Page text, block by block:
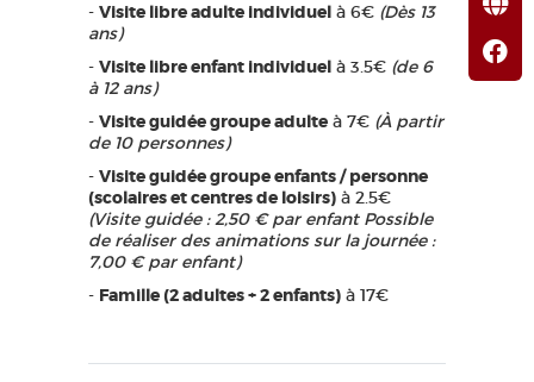
- Visite libre adulte individuel à 6€ (Dès 13
ans)
- Visite libre enfant individuel à 3.5€ (de 6
à 12 ans)
- Visite guidée groupe adulte à 7€ (À partir
de 10 personnes)
- Visite guidée groupe enfants / personne
(scolaires et centres de loisirs) à 2.5€
(Visite guidée : 2,50 € par enfant Possible
de réaliser des animations sur la journée :
7,00 € par enfant)
- Famille (2 adultes + 2 enfants) à 17€